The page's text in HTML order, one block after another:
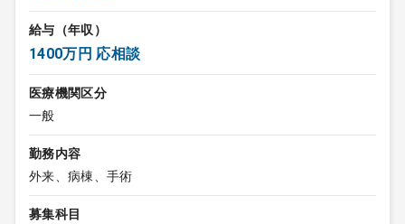
給与（年収）
1400万円 応相談
医療機関区分
一般
勤務内容
外来、病棟、手術
募集科目